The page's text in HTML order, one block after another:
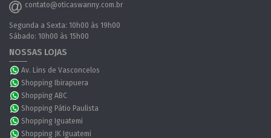
contato@oticaswanny.com.br
Segunda a Sexta: 10h00 às 19h00
Sábado: 10h00 às 15h00
NOSSAS LOJAS
Av. Lins de Vasconcelos
Shopping Ibirapuera
Shopping ABC
Shopping Pátio Paulista
Shopping Iguatemi
Shopping JK Iguatemi